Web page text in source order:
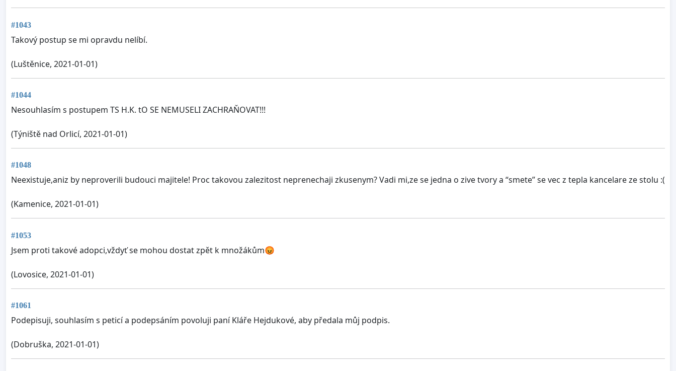
#1043
Takový postup se mi opravdu nelíbí.
(Luštěnice, 2021-01-01)
#1044
Nesouhlasím s postupem TS H.K. tO SE NEMUSELI ZACHRAŇOVAT!!!
(Týniště nad Orlicí, 2021-01-01)
#1048
Neexistuje,aniz by neproverili budouci majitele! Proc takovou zalezitost neprenechaji zkusenym? Vadi mi,ze se jedna o zive tvory a “smete” se vec z tepla kancelare ze stolu :(
(Kamenice, 2021-01-01)
#1053
Jsem proti takové adopci,vždyť se mohou dostat zpět k množákům😡
(Lovosice, 2021-01-01)
#1061
Podepisuji, souhlasím s peticí a podepsáním povoluji paní Kláře Hejdukové, aby předala můj podpis.
(Dobruška, 2021-01-01)